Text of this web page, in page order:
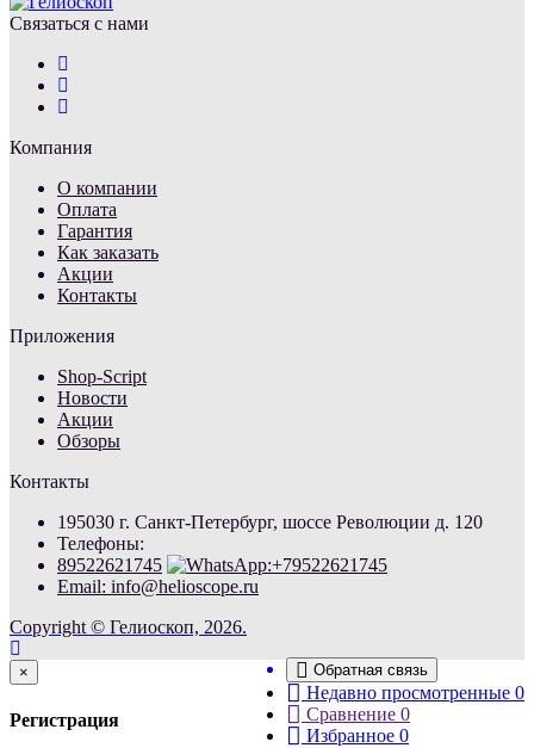
Связаться с нами
Компания
О компании
Оплата
Гарантия
Как заказать
Акции
Контакты
Приложения
Shop-Script
Новости
Акции
Обзоры
Контакты
195030 г. Санкт-Петербург, шоссе Революции д. 120
Телефоны:
89522621745
Email: info@helioscope.ru
Copyright © Гелиоскоп, 2026.
Обратная связь
Недавно просмотренные 0
Сравнение 0
Избранное 0
×
Регистрация